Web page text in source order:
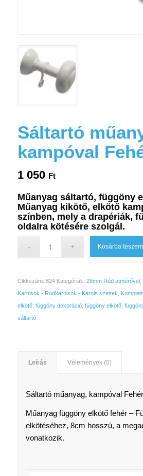
Sáltartó
kampóval
1 050 Ft
Műanyag sáltartó, függöny
Műanyag kikötő, elkötő
színben, mely a drapériák,
oldalra kötésére szolgál.
Kosárba teszem
Cikkszám: 824 Kategóriák: 28mm Rúd átmérővel,
Karnisok - Rúdkarnisok - Karnis szettek
elkötő, függöny dekoráció, függöny elkötő,
sáltartó
Leírás Vélemények (0)
Sáltartó műanyag, kampóval
Műanyag függöny elkötő fehér –
elkötéséhez, 8cm hosszú, a
vonatkozik.